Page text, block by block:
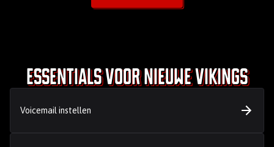
Essentials voor nieuwe Vikings
Voicemail instellen